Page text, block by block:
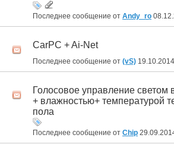
Последнее сообщение от Andy_ro
CarPC + Ai-Net
Последнее сообщение от (vS) 19.10.2014
Голосовое управление светом
+ влажностью+ температурой
пола
Последнее сообщение от Chip